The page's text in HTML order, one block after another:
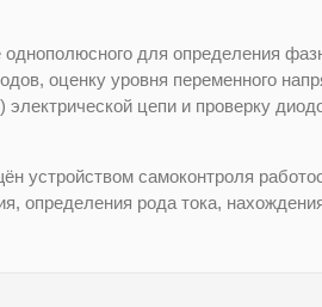
для определения
оценку уровня переменного
электрической цепи и проверку
устройством самоконтроля
определения рода тока,